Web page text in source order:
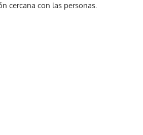
cercana con las personas.